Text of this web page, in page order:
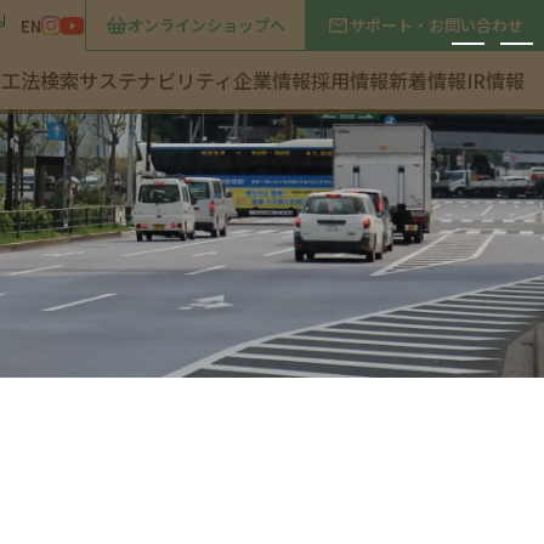
EN オンラインショップへ サポート・お問い合わせ
法検索サステナビリティ 企業情報採用情報新着情報IR情報